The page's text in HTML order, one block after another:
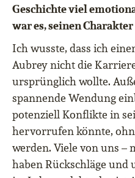
Geschichte viel
war es, seinen
Ich wusste, dass ich
Aubrey nicht die
ursprünglich wollte.
spannende Wendung
potenziell Konflikte in
hervorrufen könnte,
werden. Viele von uns –
haben Rückschläge